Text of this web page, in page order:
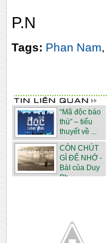
P.N
Tags: Phan Nam,
“Mã độc báo
thù” – tiểu
thuyết về ...
CÒN CHÚT
GÌ ĐỂ NHỚ -
BàI của Duy
Ph...